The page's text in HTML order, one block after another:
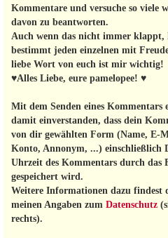
Kommentare und versuche so viele
davon zu beantworten.
Auch wenn das nicht immer klappt,
bestimmt jeden einzelnen mit
liebe Wort von euch ist mir wichtig!
♥Alles Liebe, eure pamelopee! ♥
Mit dem Senden eines Kommentars
damit einverstanden, dass dein
von dir gewählten Form (Name, E-
Konto, Annonym, ...) einschließlich
Uhrzeit des Kommentars durch das
gespeichert wird.
Weitere Informationen dazu findest
meinen Angaben zum Datenschutz
rechts).